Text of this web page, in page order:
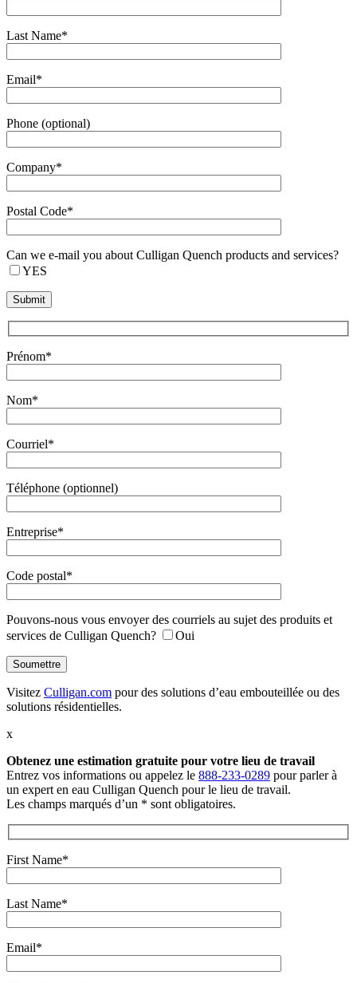
Last Name*
Email*
Phone (optional)
Company*
Postal Code*
Can we e-mail you about Culligan Quench products and services?
YES
Prénom*
Nom*
Courriel*
Téléphone (optionnel)
Entreprise*
Code postal*
Pouvons-nous vous envoyer des courriels au sujet des produits et
services de Culligan Quench?
Oui
Visitez Culligan.com pour des solutions d’eau embouteillée ou des
solutions résidentielles.
x
Obtenez une estimation gratuite pour votre lieu de travail
Entrez vos informations ou appelez le 888-233-0289 pour parler à
un expert en eau Culligan Quench pour le lieu de travail.
Les champs marqués d’un * sont obligatoires.
First Name*
Last Name*
Email*